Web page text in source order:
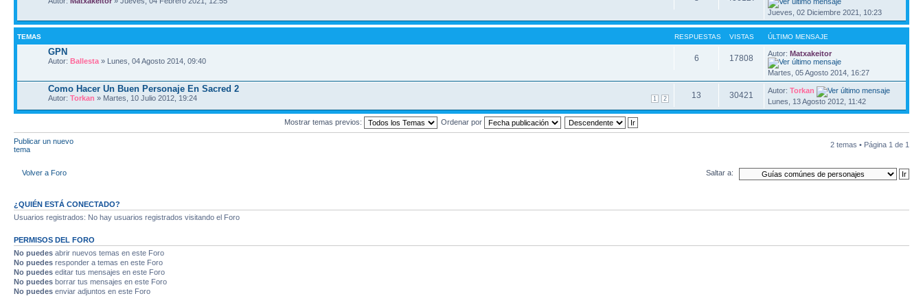
Jueves, 02 Diciembre 2021, 10:23
TEMAS RESPUESTAS VISTAS ÚLTIMO MENSAJE
GPN
Autor: Ballesta » Lunes, 04 Agosto 2014, 09:40 6 17808 Autor:Matxakeitor
Martes, 05 Agosto 2014, 16:27
Como Hacer Un Buen Personaje En Sacred 2
1 2
Autor: Torkan » Martes, 10 Julio 2012, 19:24 13 30421 Autor:Torkan
Lunes, 13 Agosto 2012, 11:42
Mostrar temas previos: Ordenar por
Publicar un nuevo
tema
2 temas • Página 1 de 1
Volver a Foro Saltar a:
¿QUIÉN ESTÁ CONECTADO?
Usuarios registrados: No hay usuarios registrados visitando el Foro
PERMISOS DEL FORO
No puedes abrir nuevos temas en este Foro
No puedes responder a temas en este Foro
No puedes editar tus mensajes en este Foro
No puedes borrar tus mensajes en este Foro
No puedes enviar adjuntos en este Foro